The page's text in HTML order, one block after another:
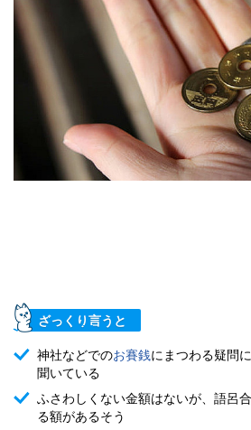
ざっくり言うと
神社などでのお賽銭にまつわる疑問
聞いている
ふさわしくない金額はないが、語呂
る額があるそう